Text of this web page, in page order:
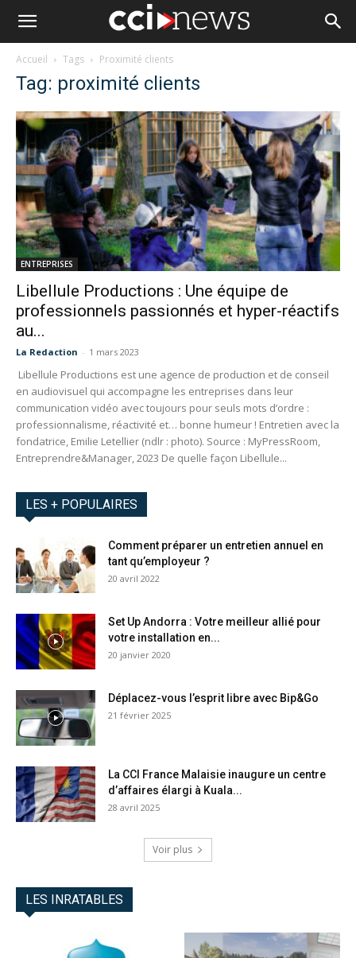
Accueil Tags Proximité clients
Tag: proximité clients
ENTREPRISES
Libellule Productions : Une équipe de
professionnels passionnés et hyper-réactifs
au...
La Redaction - 1 mars 2023
Libellule Productions est une agence de production et de conseil
en audiovisuel qui accompagne les entreprises dans leur
communication vidéo avec toujours pour seuls mots d’ordre :
professionnalisme, réactivité et… bonne humeur ! Entretien avec la
fondatrice, Emilie Letellier (ndlr : photo). Source : MyPressRoom,
Entreprendre&Manager, 2023 De quelle façon Libellule...
LES + POPULAIRES
Comment préparer un entretien annuel en
tant qu’employeur ?
20 avril 2022
Set Up Andorra : Votre meilleur allié pour
votre installation en...
20 janvier 2020
Déplacez-vous l’esprit libre avec Bip&Go
21 février 2025
La CCI France Malaisie inaugure un centre
d’affaires élargi à Kuala...
28 avril 2025
Voir plus
LES INRATABLES